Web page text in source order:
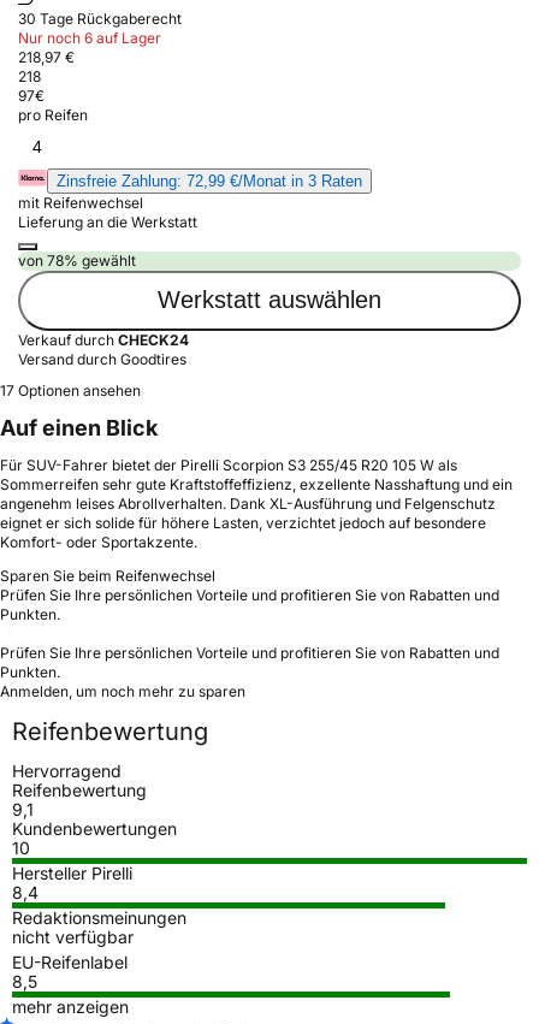
30 Tage Rückgaberecht
Nur noch 6 auf Lager
218,97 €
218
97€
pro Reifen
4
Zinsfreie Zahlung: 72,99 €/Monat in 3 Raten
mit Reifenwechsel
Lieferung an die Werkstatt
von 78% gewählt
Werkstatt auswählen
Verkauf durch CHECK24
Versand durch Goodtires
17 Optionen ansehen
Auf einen Blick
Für SUV-Fahrer bietet der Pirelli Scorpion S3 255/45 R20 105 W als
Sommerreifen sehr gute Kraftstoffeffizienz, exzellente Nasshaftung und ein
angenehm leises Abrollverhalten. Dank XL-Ausführung und Felgenschutz
eignet er sich solide für höhere Lasten, verzichtet jedoch auf besondere
Komfort- oder Sportakzente.
Sparen Sie beim Reifenwechsel
Prüfen Sie Ihre persönlichen Vorteile und profitieren Sie von Rabatten und
Punkten.
Prüfen Sie Ihre persönlichen Vorteile und profitieren Sie von Rabatten und
Punkten.
Anmelden, um noch mehr zu sparen
Reifenbewertung
Hervorragend
Reifenbewertung
9,1
Kundenbewertungen
10
Hersteller Pirelli
8,4
Redaktionsmeinungen
nicht verfügbar
EU-Reifenlabel
8,5
mehr anzeigen